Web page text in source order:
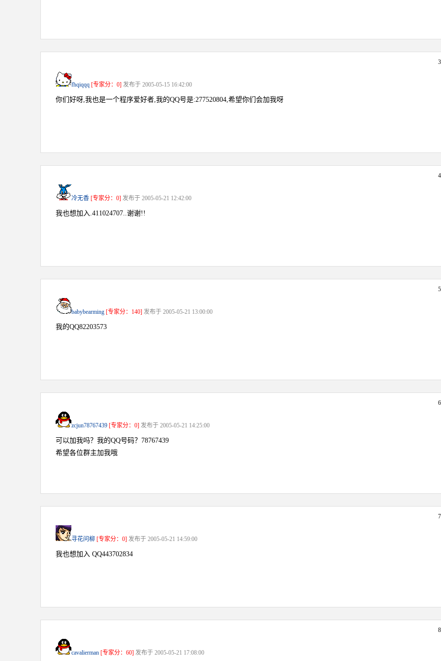
fhqiqqq [专家分：0] 发布于 2005-05-15 16:42:00
你们好呀,我也是一个程序爱好者,我的QQ号是:277520804,希望你们会加我呀
冷无香 [专家分：0] 发布于 2005-05-21 12:42:00
我也想加入.411024707..谢谢!!
babybearming [专家分：140] 发布于 2005-05-21 13:00:00
我的QQ82203573
zcjun78767439 [专家分：0] 发布于 2005-05-21 14:25:00
可以加我吗？我的QQ号码？78767439
希望各位群主加我哦
寻花问柳 [专家分：0] 发布于 2005-05-21 14:59:00
我也想加入 QQ443702834
cavalierman [专家分：60] 发布于 2005-05-21 17:08:00